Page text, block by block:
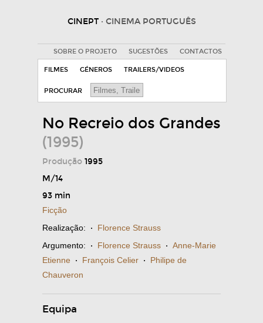
CINEPT · CINEMA PORTUGUÊS
SOBRE O PROJETO SUGESTÕES CONTACTOS
FILMES GÉNEROS TRAILERS/VIDEOS
PROCURAR
No Recreio dos Grandes
(1995)
Produção 1995
M/14
93 min
Ficção
Realização: · Florence Strauss
Argumento: · Florence Strauss · Anne-Marie
Etienne · François Celier · Philipe de
Chauveron
Equipa